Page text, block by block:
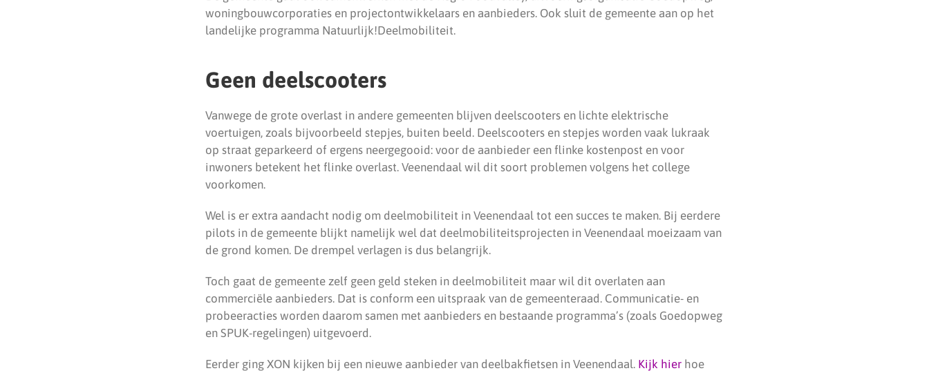
woningbouwcorporaties en projectontwikkelaars en aanbieders. Ook sluit de gemeente aan op het
landelijke programma Natuurlijk!Deelmobiliteit.
Geen deelscooters
Vanwege de grote overlast in andere gemeenten blijven deelscooters en lichte elektrische
voertuigen, zoals bijvoorbeeld stepjes, buiten beeld. Deelscooters en stepjes worden vaak lukraak
op straat geparkeerd of ergens neergegooid: voor de aanbieder een flinke kostenpost en voor
inwoners betekent het flinke overlast. Veenendaal wil dit soort problemen volgens het college
voorkomen.
Wel is er extra aandacht nodig om deelmobiliteit in Veenendaal tot een succes te maken. Bij eerdere
pilots in de gemeente blijkt namelijk wel dat deelmobiliteitsprojecten in Veenendaal moeizaam van
de grond komen. De drempel verlagen is dus belangrijk.
Toch gaat de gemeente zelf geen geld steken in deelmobiliteit maar wil dit overlaten aan
commerciële aanbieders. Dat is conform een uitspraak van de gemeenteraad. Communicatie- en
probeeracties worden daarom samen met aanbieders en bestaande programma’s (zoals Goedopweg
en SPUK-regelingen) uitgevoerd.
Eerder ging XON kijken bij een nieuwe aanbieder van deelbakfietsen in Veenendaal. Kijk hier hoe